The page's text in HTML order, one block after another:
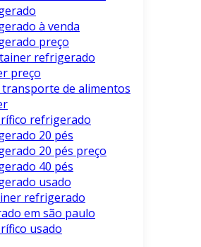
à venda
preço
refrigerado
preço
de alimentos
refrigerado
20 pés
20 pés preço
40 pés
usado
refrigerado
em são paulo
usado